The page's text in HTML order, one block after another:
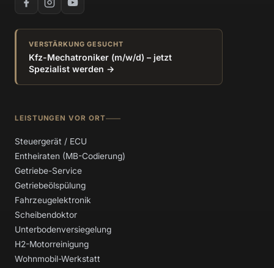
VERSTÄRKUNG GESUCHT
Kfz-Mechatroniker (m/w/d) – jetzt
Spezialist werden →
LEISTUNGEN VOR ORT
Steuergerät / ECU
Entheiraten (MB-Codierung)
Getriebe-Service
Getriebeölspülung
Fahrzeugelektronik
Scheibendoktor
Unterbodenversiegelung
H2-Motorreinigung
Wohnmobil-Werkstatt